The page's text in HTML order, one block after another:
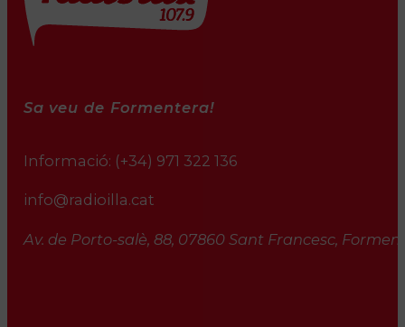
Sa veu de Formentera!
Informació: (+34) 971 322 136
info@radioilla.cat
Av. de Porto-salè, 88, 07860 Sant Francesc,